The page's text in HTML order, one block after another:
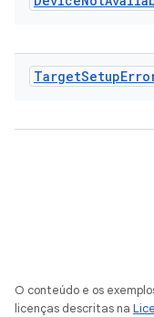
TargetSetup
O conteúdo e os
licenças descritas na